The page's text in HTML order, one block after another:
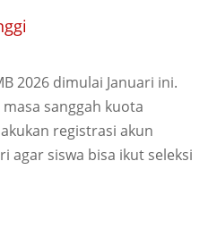
2026 dimulai Januari ini.
sanggah kuota
registrasi akun
agar siswa bisa ikut seleksi